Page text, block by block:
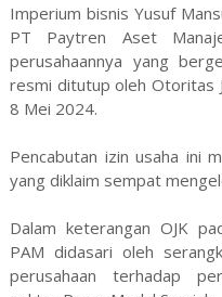
Imperium bisnis Yusuf
PT Paytren Aset
perusahaannya yang
resmi ditutup oleh Otoritas
8 Mei 2024.
Pencabutan izin usaha ini
yang diklaim sempat
Dalam keterangan OJK
PAM didasari oleh
perusahaan terhadap